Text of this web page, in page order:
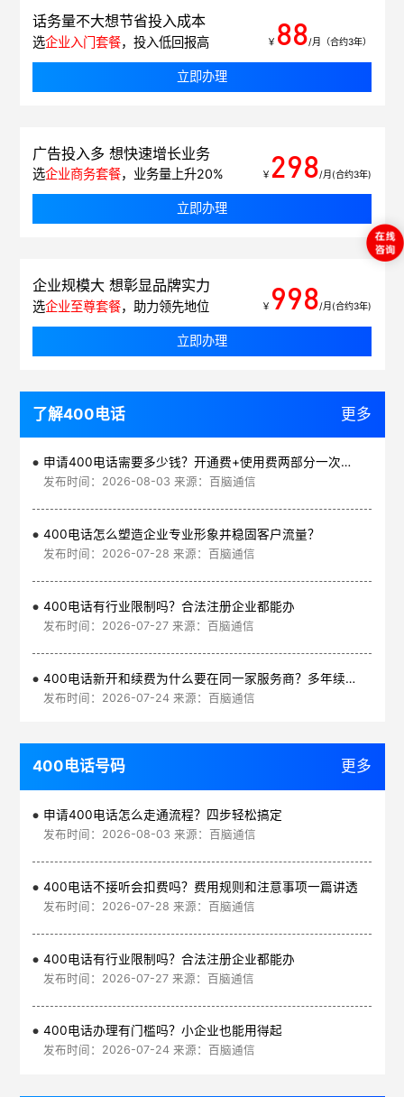
话务量不大想节省投入成本
选企业入门套餐，投入低回报高 ￥ 88/月（合约3年）
立即办理
广告投入多 想快速增长业务
选企业商务套餐，业务量上升20% ￥ 298/月(合约3年)
立即办理
企业规模大 想彰显品牌实力
选企业至尊套餐，助力领先地位 ￥ 998/月(合约3年)
立即办理
了解400电话 更多
申请400电话需要多少钱？开通费+使用费两部分一次讲清
发布时间：2026-08-03 来源：百脑通信
400电话怎么塑造企业专业形象并稳固客户流量？
发布时间：2026-07-28 来源：百脑通信
400电话有行业限制吗？合法注册企业都能办
发布时间：2026-07-27 来源：百脑通信
400电话新开和续费为什么要在同一家服务商？多年续费更划算
发布时间：2026-07-24 来源：百脑通信
400电话号码 更多
申请400电话怎么走通流程？四步轻松搞定
发布时间：2026-08-03 来源：百脑通信
400电话不接听会扣费吗？费用规则和注意事项一篇讲透
发布时间：2026-07-28 来源：百脑通信
400电话有行业限制吗？合法注册企业都能办
发布时间：2026-07-27 来源：百脑通信
400电话办理有门槛吗？小企业也能用得起
发布时间：2026-07-24 来源：百脑通信